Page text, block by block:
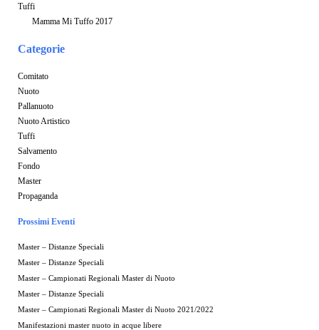
Tuffi
Mamma Mi Tuffo 2017
Categorie
Comitato
Nuoto
Pallanuoto
Nuoto Artistico
Tuffi
Salvamento
Fondo
Master
Propaganda
Prossimi Eventi
Master – Distanze Speciali
Master – Distanze Speciali
Master – Campionati Regionali Master di Nuoto
Master – Distanze Speciali
Master – Campionati Regionali Master di Nuoto 2021/2022
Manifestazioni master nuoto in acque libere